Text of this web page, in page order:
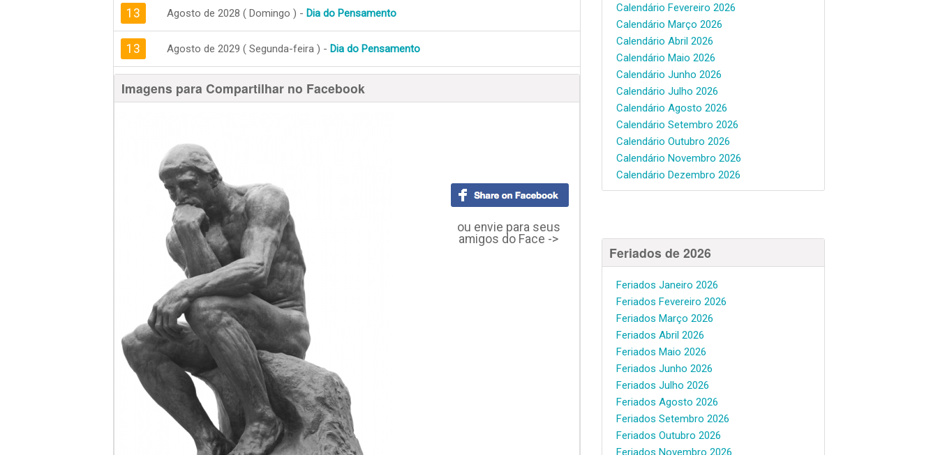
13 Agosto de 2028 ( Domingo ) - Dia do Pensamento
13 Agosto de 2029 ( Segunda-feira ) - Dia do Pensamento
Imagens para Compartilhar no Facebook
ou envie para seus
amigos do Face ->
Calendário Fevereiro 2026
Calendário Março 2026
Calendário Abril 2026
Calendário Maio 2026
Calendário Junho 2026
Calendário Julho 2026
Calendário Agosto 2026
Calendário Setembro 2026
Calendário Outubro 2026
Calendário Novembro 2026
Calendário Dezembro 2026
Feriados de 2026
Feriados Janeiro 2026
Feriados Fevereiro 2026
Feriados Março 2026
Feriados Abril 2026
Feriados Maio 2026
Feriados Junho 2026
Feriados Julho 2026
Feriados Agosto 2026
Feriados Setembro 2026
Feriados Outubro 2026
Feriados Novembro 2026